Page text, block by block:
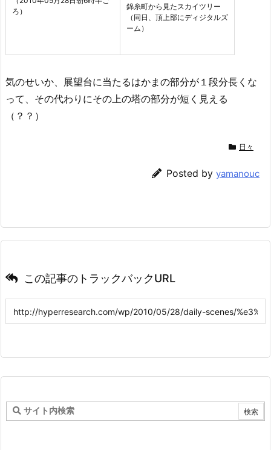
ろ）
錦糸町から見たスカイツリー
（同日、頂上部にディジタルズ
ーム）
気のせいか、展望台に当たるはかまの部分が１段分長くな
って、その代わりにその上の塔の部分が短く見える
（？？）
日々
Posted by yamanouc
この記事のトラックバックURL